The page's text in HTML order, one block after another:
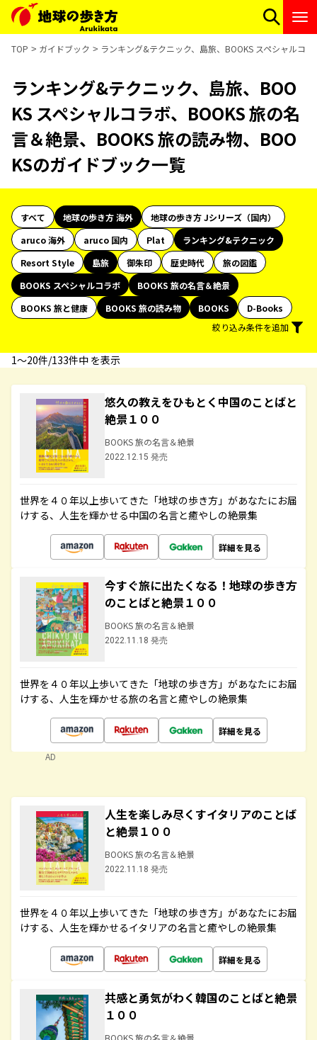
TOP ガイドブック ランキング&テクニック、島旅、BOOKS スペシャルコ
ランキング&テクニック、島旅、BOO
KS スペシャルコラボ、BOOKS 旅の名
言＆絶景、BOOKS 旅の読み物、BOO
KSのガイドブック一覧
すべて 地球の歩き方 海外
地球の歩き方 Jシリーズ（国内）
aruco 海外
aruco 国内 Plat
ランキング&テクニック
Resort Style
島旅 御朱印 歴史時代
旅の図鑑
BOOKS スペシャルコラボ
BOOKS 旅の名言＆絶景
BOOKS 旅と健康
BOOKS 旅の読み物 BOOKS
D-Books
絞り込み条件を追加
1〜20件/133件中 を表示
悠久の教えをひもとく中国のことばと
絶景１００
BOOKS 旅の名言＆絶景
2022.12.15 発売
世界を４０年以上歩いてきた「地球の歩き方」があなたにお届
けする、人生を輝かせる中国の名言と癒やしの絶景集
詳細を見る
今すぐ旅に出たくなる！地球の歩き方
のことばと絶景１００
BOOKS 旅の名言＆絶景
2022.11.18 発売
世界を４０年以上歩いてきた「地球の歩き方」があなたにお届
けする、人生を輝かせる旅の名言と癒やしの絶景集
詳細を見る
AD
人生を楽しみ尽くすイタリアのことば
と絶景１００
BOOKS 旅の名言＆絶景
2022.11.18 発売
世界を４０年以上歩いてきた「地球の歩き方」があなたにお届
けする、人生を輝かせるイタリアの名言と癒やしの絶景集
詳細を見る
共感と勇気がわく韓国のことばと絶景
１００
BOOKS 旅の名言＆絶景